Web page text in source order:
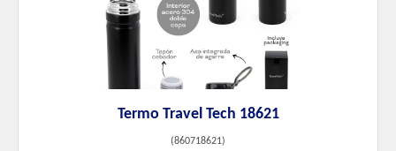
Termo Travel Tech 18621
(860718621)